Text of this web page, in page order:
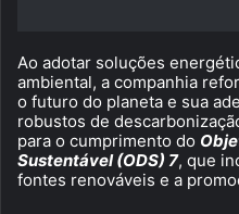
Ao adotar soluções
ambiental, a companhia
o futuro do planeta e sua
robustos de
para o cumprimento do
Sustentável (ODS) 7, que
fontes renováveis e a